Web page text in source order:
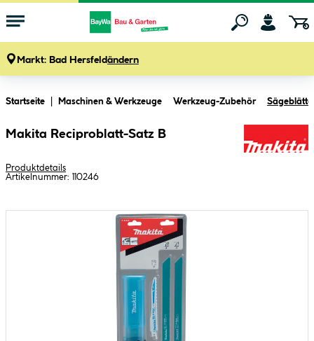
Markt: Bad Hersfeldändern
Startseite Maschinen & Werkzeuge Werkzeug-Zubehör
Makita Reciproblatt-Satz B
Produktdetails
Artikelnummer: 110246
Bildergalerie überspringen